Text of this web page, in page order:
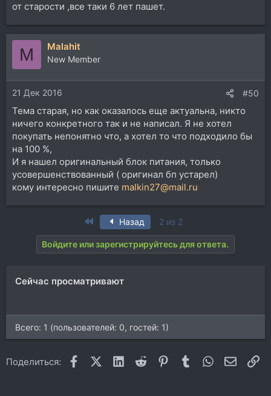
от старости ,все таки 6 лет пашет.
M Malahit
New Member
21 Дек 2016 #50
Тема старая, но как оказалось еще актуальна, никто
ничего конкретного так и не написал. Я не хотел
покупать непонятно что, а хотел то что подходило бы
на 100 %,
И я нашел оригинальный блок питания, только
усовершенствованный ( оригинал бп устарел)
кому интересно пишите malkin27@mail.ru
First Назад 2 из 2
Войдите или зарегистрируйтесь для ответа.
Сейчас просматривают
Всего: 1 (пользователей: 0, гостей: 1)
Поделиться: FacebookX (Twitter)
LinkedIn
Reddit Pinterest
Tumblr WhatsApp